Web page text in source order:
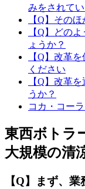
みをされて
【Q】その
【Q】どの
ょうか？
【Q】改革
ください
【Q】改革
うか？
コカ・コー
東西ボトラ
大規模の清
【Q】まず、